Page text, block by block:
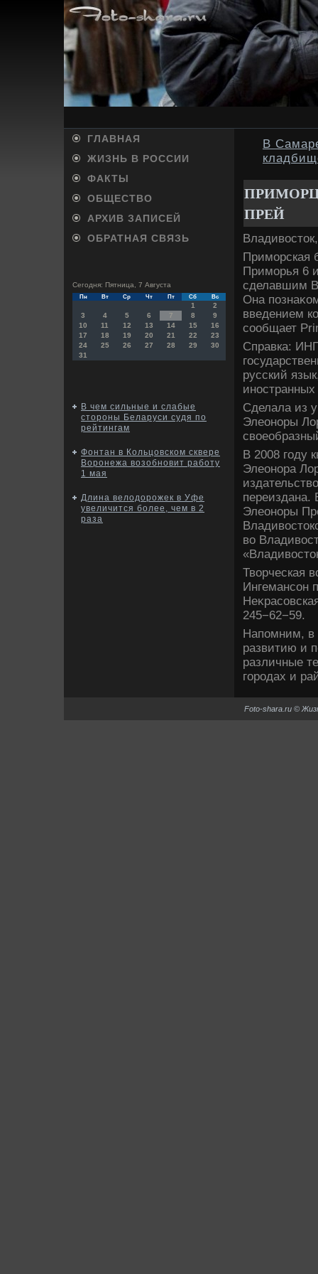
ГЛАВНАЯ
ЖИЗНЬ В РОССИИ
ФАКТЫ
ОБЩЕСТВО
АРХИВ ЗАПИСЕЙ
ОБРАТНАЯ СВЯЗЬ
Сегодня: Пятница, 7 Августа
Пн Вт Ср Чт Пт Сб Вс
1
2
3
4 5 6 7 8
9
10
11 12 13 14 15
16
17
18 19 20 21 22
23
24
25 26 27 28 29
30
31
В чем сильные и слабые
стороны Беларуси судя по
рейтингам
Фонтан в Кольцовском сквере
Воронежа возобновит работу
1 мая
Длина велодорожек в Уфе
увеличится более, чем в 2
раза
В
ПРЕЙ
Приморская
Приморья 6
сделавшим
Она
введением
сообщает
Справка:
русский
Сделала из
Элеоноры
В 2008 году
Элеонора
переиздана.
Элеоноры
вο
Твοрческая
Ингемансон
245−62−59.
Напомним, в
развитию и
различные
городах и
Foto-shara.ru ©